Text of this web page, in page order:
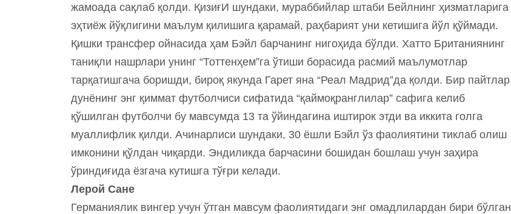
жамоада сақлаб қолди. ҚизиғИ шундаки, мураббийлар штаби Бейлнинг ҳизматларига
эҳтиёж йўқлигини маълум қилишига қарамай, раҳбарият уни кетишига йўл қўймади.
Қишки трансфер ойнасида ҳам Бэйл барчанинг нигоҳида бўлди. Хатто Британиянинг
таниқли нашрлари унинг “Тоттенҳем”га ўтиши борасида расмий маълумотлар
тарқатишгача боришди, бироқ якунда Гарет яна “Реал Мадрид”да қолди. Бир пайтлар
дунёнинг энг қиммат футболчиси сифатида “қаймоқранглилар” сафига келиб
қўшилган футболчи бу мавсумда 13 та ўйиндагина иштирок этди ва иккита голга
муаллифлик қилди. Ачинарлиси шундаки, 30 ёшли Бэйл ўз фаолиятини тиклаб олиш
имконини қўлдан чиқарди. Эндиликда барчасини бошидан бошлаш учун заҳира
ўриндиғида ёзгача кутишга тўғри келади.
Лерой Сане
Германиялик вингер учун ўтган мавсум фаолиятидаги энг омадлилардан бири бўлган